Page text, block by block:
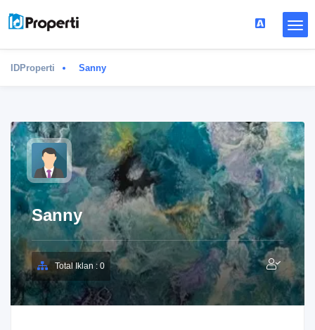
IDProperti Sanny
Sanny
Total Iklan : 0